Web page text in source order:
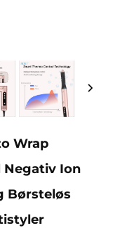
Wrap
Negativ Ion
Børsteløs